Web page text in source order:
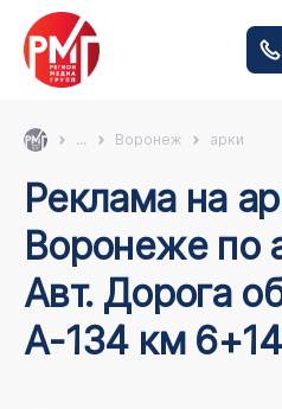
... Воронеж арки
Реклама на арках в
Воронеже по
Авт. Дорога
А-134 км